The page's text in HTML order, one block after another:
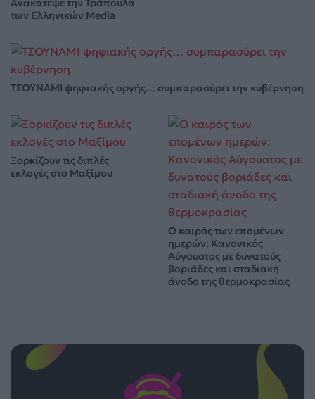
των Ελληνικών Media
ΤΣΟΥΝΑΜΙ ψηφιακής οργής… συμπαρασύρει την κυβέρνηση
Ξορκίζουν τις διπλές
εκλογές στο Μαξίμου
Ο καιρός των επομένων
ημερών: Κανονικός
Αύγουστος με δυνατούς
βοριάδες και σταδιακή
άνοδο της θερμοκρασίας